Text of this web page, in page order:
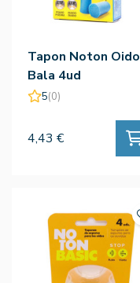
Tapon Noton Oido
Bala 4ud
5(0)
4,43 €